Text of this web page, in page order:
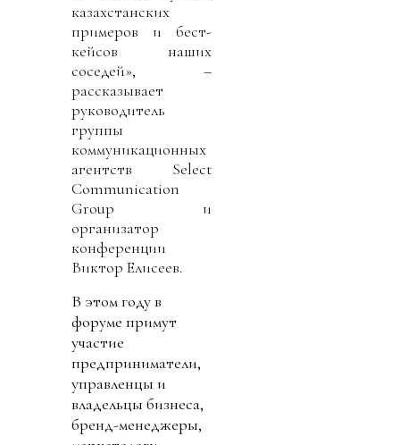
казахстанских
примеров и бест-
кейсов наших
соседей», –
рассказывает
руководитель
группы
коммуникационных
агентств Select
Communication
Group и
организатор
конференции
Виктор Елисеев.
В этом году в
форуме примут
участие
предприниматели,
управленцы и
владельцы бизнеса,
бренд-менеджеры,